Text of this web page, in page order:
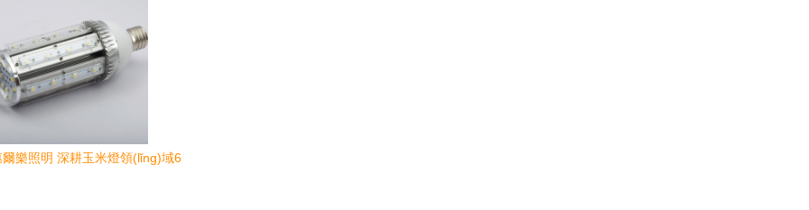
樂照明 深耕玉米燈領(lǐng)域6